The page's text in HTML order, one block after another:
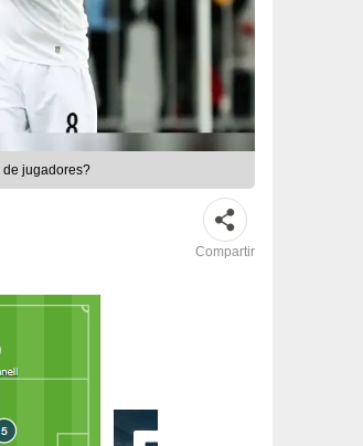
de jugadores?
Compartir